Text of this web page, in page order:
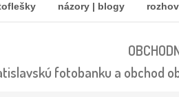
názory | blogy
fotobanku a obchod